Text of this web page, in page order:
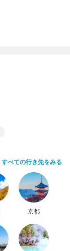
すべての行き先をみる
京都